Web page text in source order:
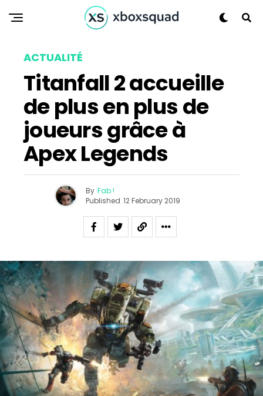
ACTUALITÉ
Titanfall 2 accueille
de plus en plus de
joueurs grâce à
Apex Legends
By Fab !
Published 12 February 2019
Flipboard
Pinterest
Whatsapp
Email